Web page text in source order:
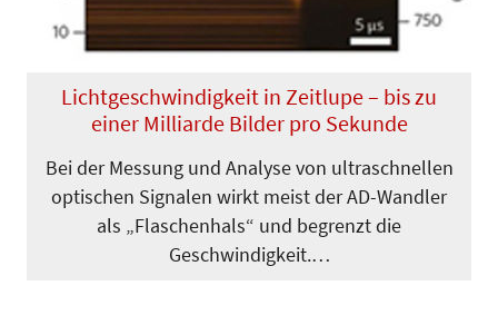
Lichtgeschwindigkeit in Zeitlupe – bis zu
einer Milliarde Bilder pro Sekunde
Bei der Messung und Analyse von ultraschnellen
optischen Signalen wirkt meist der AD-Wandler
als „Flaschenhals“ und begrenzt die
Geschwindigkeit.…